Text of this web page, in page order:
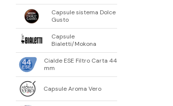
Capsule sistema Dolce
Gusto
Capsule
Bialetti/Mokona
Cialde ESE Filtro Carta 44
mm
Capsule Aroma Vero